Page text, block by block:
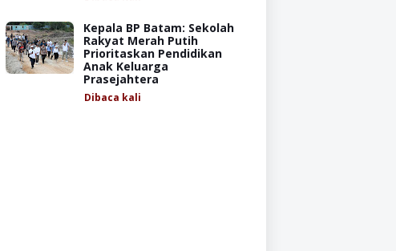
Kepala BP Batam: Sekolah
Rakyat Merah Putih
Prioritaskan Pendidikan
Anak Keluarga
Prasejahtera
Dibaca kali